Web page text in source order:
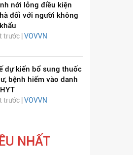
HÁT LÊN VIỆT NAM
nới lỏng điều kiện
đối với người không
trước | VOVVN
dự kiến bổ sung thuốc
bệnh hiếm vào danh
trước | VOVVN
NHẤT